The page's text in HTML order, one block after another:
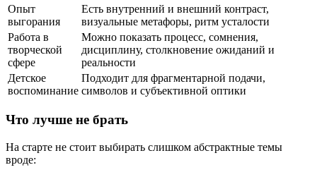
Опыт
выгорания
Есть внутренний и внешний контраст,
визуальные метафоры, ритм усталости
Работа в
творческой
сфере
Можно показать процесс, сомнения,
дисциплину, столкновение ожиданий и
реальности
Детское
воспоминание
Подходит для фрагментарной подачи,
символов и субъективной оптики
Что лучше не брать
На старте не стоит выбирать слишком абстрактные темы
вроде: